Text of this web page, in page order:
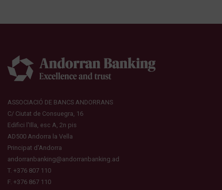
ASSOCIACIÓ DE BANCS ANDORRANS
C/ Ciutat de Consuegra, 16
Edifici l'Illa, esc A, 2n pis
AD500 Andorra la Vella
Principat d'Andorra
andorranbanking@andorranbanking.ad
T. +376 807 110
F. +376 867 110